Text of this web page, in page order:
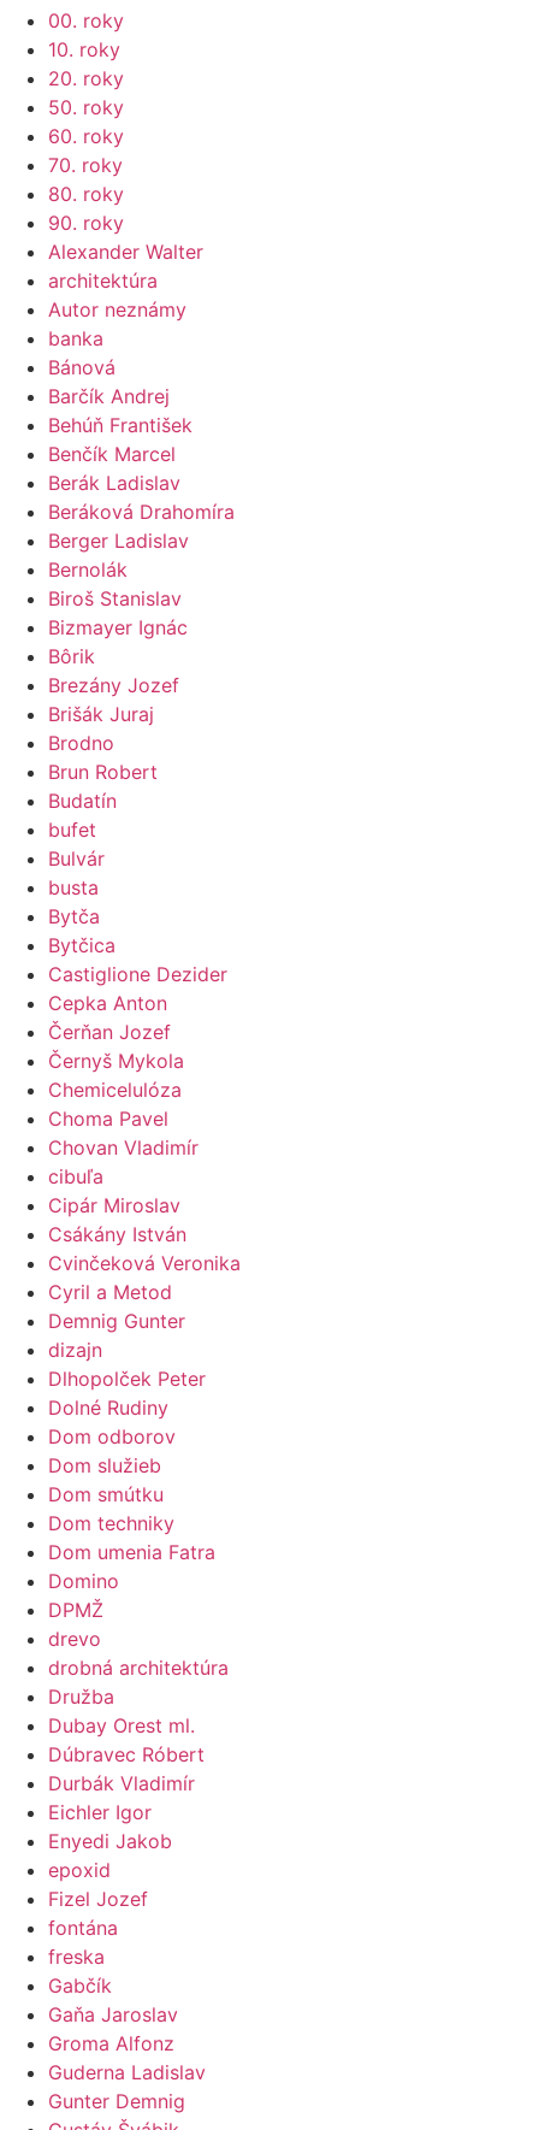
00. roky
10. roky
20. roky
50. roky
60. roky
70. roky
80. roky
90. roky
Alexander Walter
architektúra
Autor neznámy
banka
Bánová
Barčík Andrej
Behúň František
Benčík Marcel
Berák Ladislav
Beráková Drahomíra
Berger Ladislav
Bernolák
Biroš Stanislav
Bizmayer Ignác
Bôrik
Brezány Jozef
Brišák Juraj
Brodno
Brun Robert
Budatín
bufet
Bulvár
busta
Bytča
Bytčica
Castiglione Dezider
Cepka Anton
Čerňan Jozef
Černyš Mykola
Chemicelulóza
Choma Pavel
Chovan Vladimír
cibuľa
Cipár Miroslav
Csákány István
Cvinčeková Veronika
Cyril a Metod
Demnig Gunter
dizajn
Dlhopolček Peter
Dolné Rudiny
Dom odborov
Dom služieb
Dom smútku
Dom techniky
Dom umenia Fatra
Domino
DPMŽ
drevo
drobná architektúra
Družba
Dubay Orest ml.
Dúbravec Róbert
Durbák Vladimír
Eichler Igor
Enyedi Jakob
epoxid
Fizel Jozef
fontána
freska
Gabčík
Gaňa Jaroslav
Groma Alfonz
Guderna Ladislav
Gunter Demnig